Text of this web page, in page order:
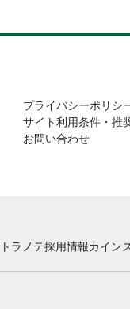
プライバシーポリシ
サイト利用条件・推
お問い合わせ
トラノテ採用情報カイン